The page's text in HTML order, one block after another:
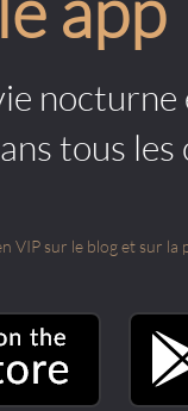
tous
VIP sur le blog et sur